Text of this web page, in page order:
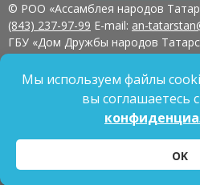
© РОО «Ассамблея народов
(843) 237-97-99 E-mail: an-
ГБУ «Дом Дружбы народов
420107, г. Казань, ул. Павлюхина,
Политика обработки
Согласие на обработку
Мы используем файлы
вы соглашаетесь с
OK